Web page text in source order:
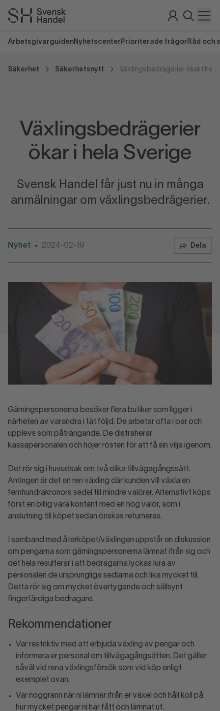
Arbetsgivarguiden Nyhetscenter Prioriterade frågor Råd och
Säkerhet Säkerhetsnytt Växlingsbedrägerier ökar i hela
Växlingsbedrägerier
ökar i hela Sverige
Svensk Handel får just nu in många
anmälningar om växlingsbedrägerier.
Nyhet • 2024-02-19 Dela
Gärningspersonerna besöker flera butiker som ligger i
närheten av varandra i tät följd. De arbetar ofta i par och
upplevs som påträngande. De distraherar
kassapersonalen och höjer rösten för att få sin vilja igenom.
Det rör sig i huvudsak om två olika tillvägagångssätt.
Antingen är det en ren växling där kunden vill växla en
femhundrakronors sedel till mindre valörer. Alternativt köps
först en billig vara kontant med en hög valör, som i
anslutning till köpet sedan önskas returneras.
I samband med återköpet/växlingen uppstår en diskussion
om pengarna som gärningspersonerna lämnat ifrån sig och
det hela resulterar i att bedragarna lyckas lura av
personalen de ursprungliga sedlarna och lika mycket till.
Detta rör sig om mycket övertygande och sällsynt
fingerfärdiga bedragare.
Rekommendationer
Var restriktiv med att erbjuda växling av pengar och
informera er personal om tillvägagångsätten. Det gäller
såväl vid rena växlingsförsök som vid köp enligt
exemplet ovan.
Var noggrann när ni lämnar ifrån er växel och håll koll på
hur mycket pengar ni har fått och lämnat ut.